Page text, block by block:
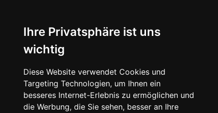
Ihre Privatsphäre ist uns
wichtig
Diese Website verwendet Cookies und
Targeting Technologien, um Ihnen ein
besseres Internet-Erlebnis zu ermöglichen und
die Werbung, die Sie sehen, besser an Ihre